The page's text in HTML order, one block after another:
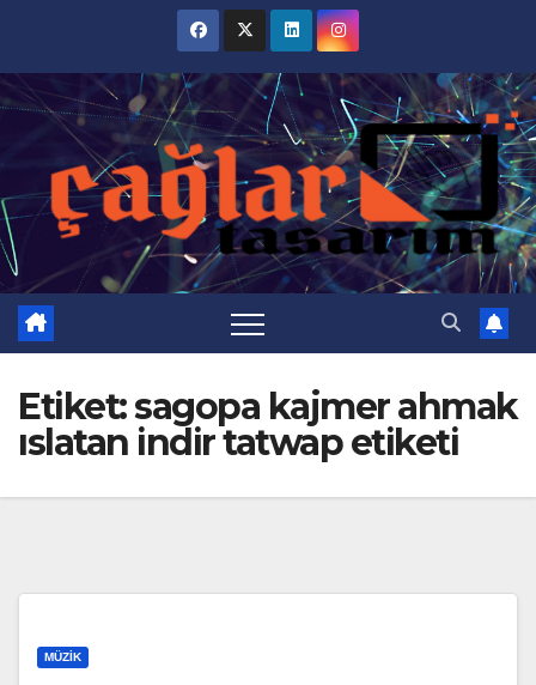
content
Etiket:sagopa kajmer ahmak
ıslatan indir tatwap etiketi
MÜZIK